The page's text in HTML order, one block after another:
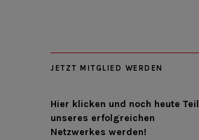
JETZT MITGLIED WERDEN
Hier klicken und noch heute Teil
unseres erfolgreichen
Netzwerkes werden!